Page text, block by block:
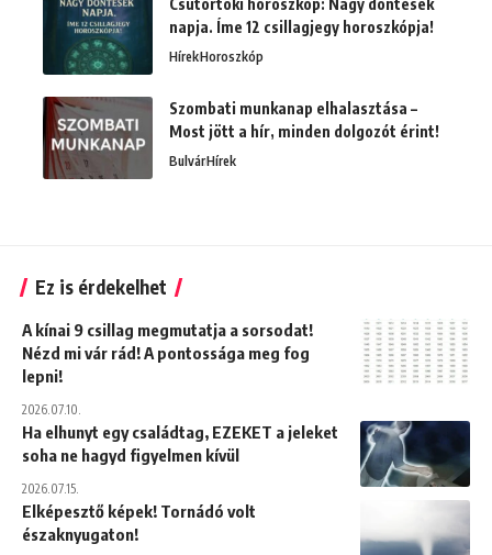
Csütörtöki horoszkóp: Nagy döntések
napja. Íme 12 csillagjegy horoszkópja!
HírekHoroszkóp
Szombati munkanap elhalasztása –
Most jött a hír, minden dolgozót érint!
BulvárHírek
Ez is érdekelhet
A kínai 9 csillag megmutatja a sorsodat!
Nézd mi vár rád! A pontossága meg fog
lepni!
2026.07.10.
Ha elhunyt egy családtag, EZEKET a jeleket
soha ne hagyd figyelmen kívül
2026.07.15.
Elképesztő képek! Tornádó volt
északnyugaton!